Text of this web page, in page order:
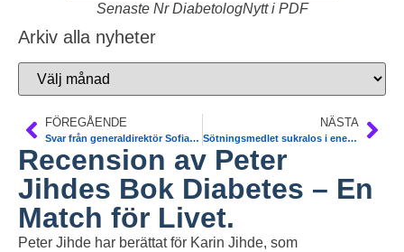
Senaste Nr DiabetologNytt i PDF
Arkiv alla nyheter
FÖREGÅENDE
Svar från generaldirektör Sofia Wallström, TLV angående CGM/FGM
NÄSTA
Sötningsmedlet sukralos i energidrycker kan vara fettbildande
Recension av Peter
Jihdes Bok Diabetes – En
Match för Livet.
Peter Jihde har berättat för Karin Jihde, som